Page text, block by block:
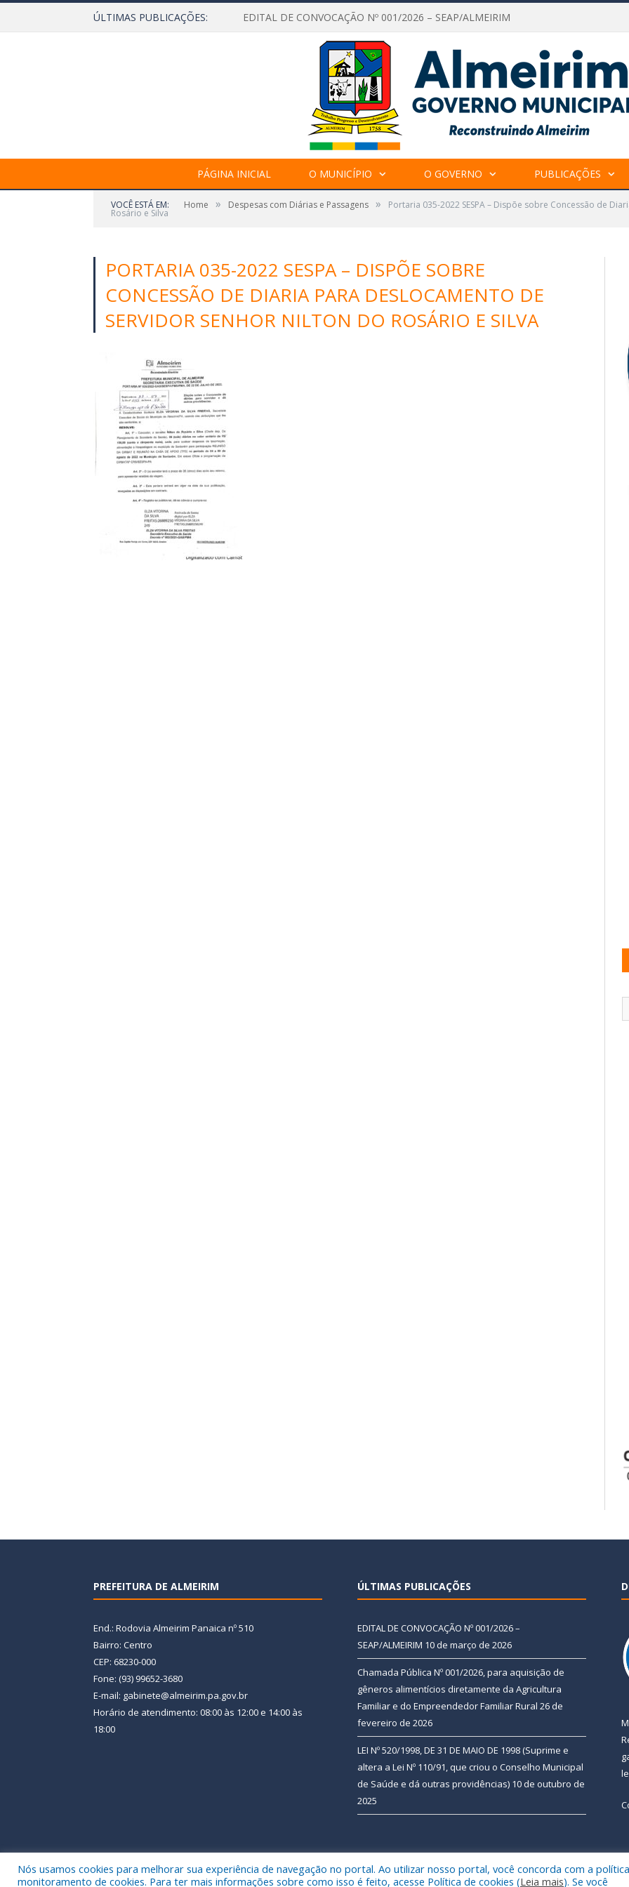
ÚLTIMAS PUBLICAÇÕES: EDITAL DE CONVOCAÇÃO Nº 001/2026 – SEAP/ALMEIRIM
PÁGINA INICIAL O MUNICÍPIO O GOVERNO PUBLICAÇÕES
VOCÊ ESTÁ EM: Home » Despesas com Diárias e Passagens » Portaria 035-2022 SESPA – Dispõe sobre Concessão de
Rosário e Silva
PORTARIA 035-2022 SESPA – DISPÕE SOBRE
CONCESSÃO DE DIARIA PARA DESLOCAMENTO DE
SERVIDOR SENHOR NILTON DO ROSÁRIO E SILVA
PREFEITURA DE ALMEIRIM
End.: Rodovia Almeirim Panaica nº 510
Bairro: Centro
CEP: 68230-000
Fone: (93) 99652-3680
E-mail: gabinete@almeirim.pa.gov.br
Horário de atendimento: 08:00 às 12:00 e 14:00 às
18:00
ÚLTIMAS PUBLICAÇÕES
EDITAL DE CONVOCAÇÃO Nº 001/2026 –
SEAP/ALMEIRIM 10 de março de 2026
Chamada Pública Nº 001/2026, para aquisição de
gêneros alimentícios diretamente da Agricultura
Familiar e do Empreendedor Familiar Rural 26 de
fevereiro de 2026
LEI Nº 520/1998, DE 31 DE MAIO DE 1998 (Suprime e
altera a Lei Nº 110/91, que criou o Conselho Municipal
de Saúde e dá outras providências) 10 de outubro de
2025
Todos os direitos reservados a Prefeitura Municipal de Almeirim. Mapa do Site
Nós usamos cookies para melhorar sua experiência de navegação no portal. Ao utilizar nosso portal, você concorda com a
monitoramento de cookies. Para ter mais informações sobre como isso é feito, acesse Política de cookies (Leia mais). Se você